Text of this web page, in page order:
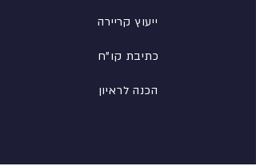
ייעוץ קריירה
כתיבת קו"ח
הכנה לראיון